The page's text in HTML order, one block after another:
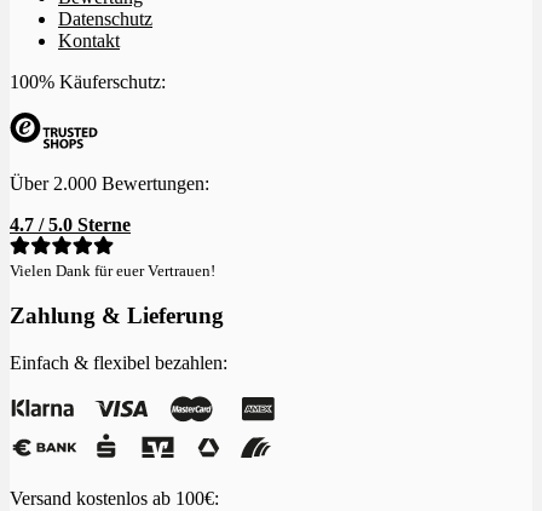
Datenschutz
Kontakt
100% Käuferschutz:
Über 2.000 Bewertungen:
4.7 / 5.0 Sterne
Vielen Dank für euer Vertrauen!
Zahlung & Lieferung
Einfach & flexibel bezahlen:
Versand kostenlos ab 100€: